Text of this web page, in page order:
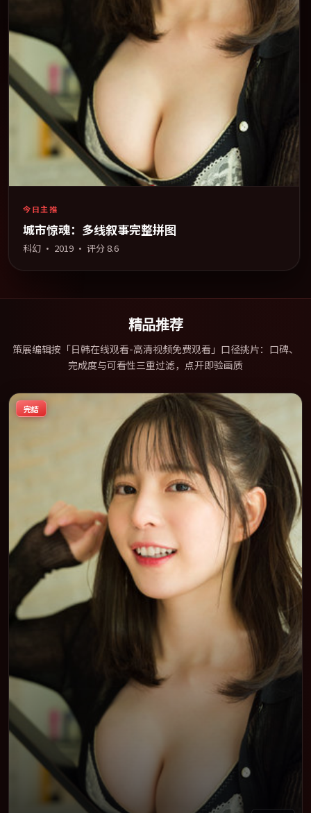
今日主推
城市惊魂：多线叙事完整拼图
科幻 · 2019 · 评分 8.6
精品推荐
策展编辑按「日韩在线观看-高清视频免费观看」口径挑片：口碑、
完成度与可看性三重过滤，点开即验画质
完结